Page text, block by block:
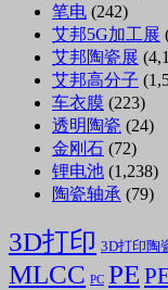
笔电 (242)
艾邦5G加工展
艾邦陶瓷展
艾邦高分子
车衣膜 (223)
透明陶瓷 (24)
金刚石 (72)
锂电池 (1,238)
陶瓷轴承 (79)
3D打印 3D打印陶
MLCC PC PE